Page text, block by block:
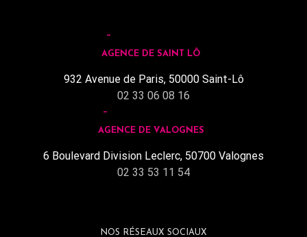
AGENCE DE SAINT LÔ
932 Avenue de Paris, 50000 Saint-Lô
02 33 06 08 16
AGENCE DE VALOGNES
6 Boulevard Division Leclerc, 50700 Valognes
02 33 53 11 54
NOS RÉSEAUX SOCIAUX